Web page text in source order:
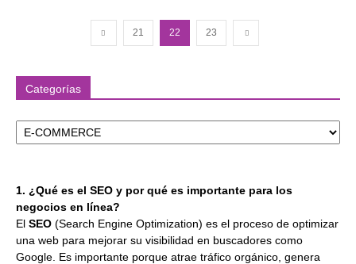
21 22 23
Categorías
Categorías
1. ¿Qué es el SEO y por qué es importante para los
negocios en línea?
El SEO (Search Engine Optimization) es el proceso de optimizar
una web para mejorar su visibilidad en buscadores como
Google. Es importante porque atrae tráfico orgánico, genera